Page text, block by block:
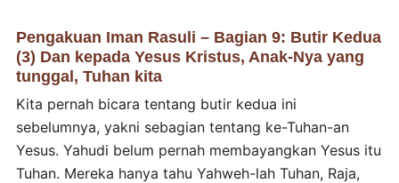
Pengakuan Iman Rasuli – Bagian 9: Butir Kedua
(3) Dan kepada Yesus Kristus, Anak-Nya yang
tunggal, Tuhan kita
Kita pernah bicara tentang butir kedua ini
sebelumnya, yakni sebagian tentang ke-Tuhan-an
Yesus. Yahudi belum pernah membayangkan Yesus itu
Tuhan. Mereka hanya tahu Yahweh-lah Tuhan, Raja,